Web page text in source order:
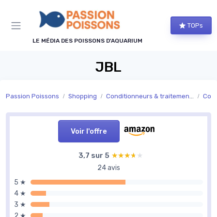
LE MÉDIA DES POISSONS D'AQUARIUM
TOPs
JBL
Passion Poissons Shopping Conditionneurs & traitements de l’eau
Voir l'offre
3,7 sur 5 ★★★★★
★★★★★
24 avis
5 ★
4 ★
3 ★